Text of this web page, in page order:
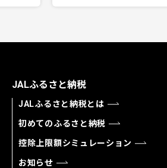
JALふるさと納税
JALふるさと納税とは
初めてのふるさと納税
控除上限額シミュレーション
お知らせ